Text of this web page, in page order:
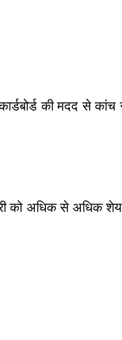
की मदद से कांच
को अधिक से अधिक